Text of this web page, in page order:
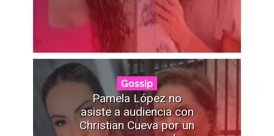
Gossip
Pamela López no
asiste a audiencia con
Christian Cueva por un